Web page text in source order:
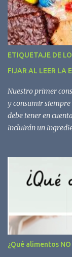
s
ETIQUETAJE DE
FIJAR AL LEER LA
Nuestro primer
y consumir siempre
debe tener en
incluirán un
ingredientes nada
añadido, sal en
no abusar de
algunos consejos:
por ley, por el
ocupa uno de los
mayoría azúcar. -
¿Qué alimentos